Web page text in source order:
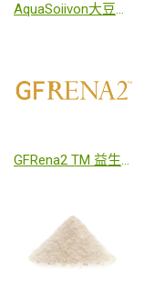
AquaSoiivon大豆萃取發酵物
GFRena2 TM 益生菌